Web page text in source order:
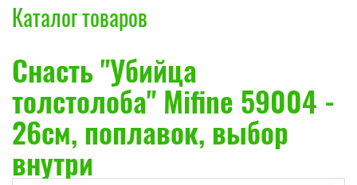
Каталог товаров
Снасть "Убийца
толстолоба" Mifine 59004 -
26см, поплавок, выбор
внутри